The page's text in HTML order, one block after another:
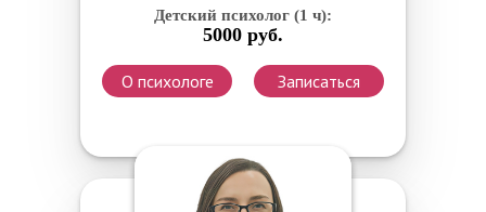
Детский психолог (1 ч):
5000 руб.
О психологе Записаться